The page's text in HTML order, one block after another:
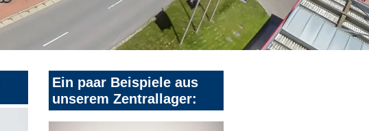
Ein paar Beispiele aus
unserem Zentrallager: